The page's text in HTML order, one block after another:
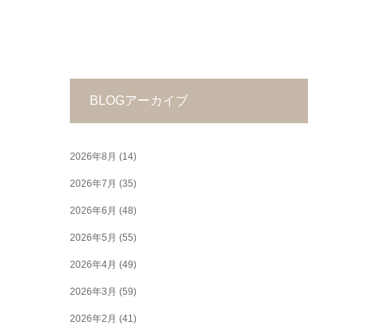
BLOGアーカイブ
2026年8月 (14)
2026年7月 (35)
2026年6月 (48)
2026年5月 (55)
2026年4月 (49)
2026年3月 (59)
2026年2月 (41)